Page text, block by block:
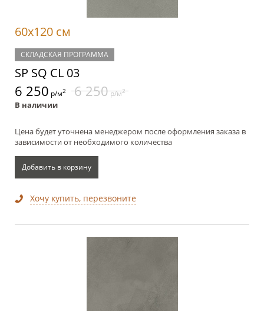
60x120 см
СКЛАДСКАЯ ПРОГРАММА
SP SQ CL 03
6 250 р/м2 6 250р/м2
В наличии
Цена будет уточнена менеджером после оформления заказа в
зависимости от необходимого количества
Добавить в корзину
Хочу купить, перезвоните